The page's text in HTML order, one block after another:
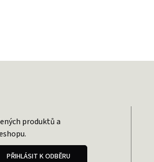
produktů a
PŘIHLÁSIT K ODBĚRU